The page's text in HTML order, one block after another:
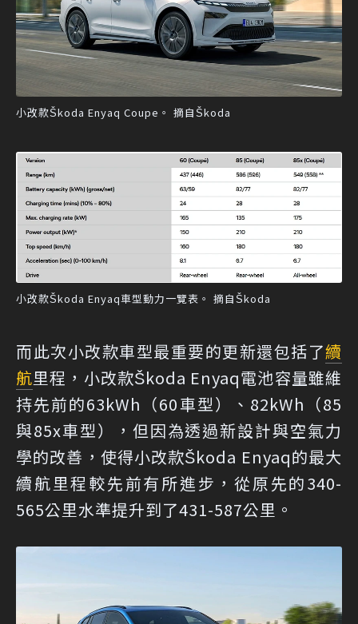
小改款Škoda Enyaq Coupe。 摘自Škoda
小改款Škoda Enyaq車型動力一覽表。 摘自Škoda
而此次小改款車型最重要的更新還包括了續
航里程，小改款Škoda Enyaq電池容量雖維
持先前的63kWh（60車型）、82kWh（85
與85x車型），但因為透過新設計與空氣力
學的改善，使得小改款Škoda Enyaq的最大
續航里程較先前有所進步，從原先的340-
565公里水準提升到了431-587公里。